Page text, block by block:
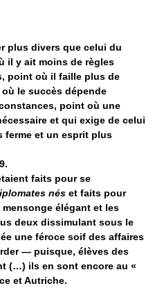
plus divers que celui du
il y ait moins de règles
point où il faille plus de
le succès dépende
point où une
et qui exige de celui
ferme et un esprit plus
faits pour se
nés et faits pour
élégant et les
deux dissimulant sous le
une féroce soif des affaires
— puisque, élèves des
(…) ils en sont encore au «
et Autriche.